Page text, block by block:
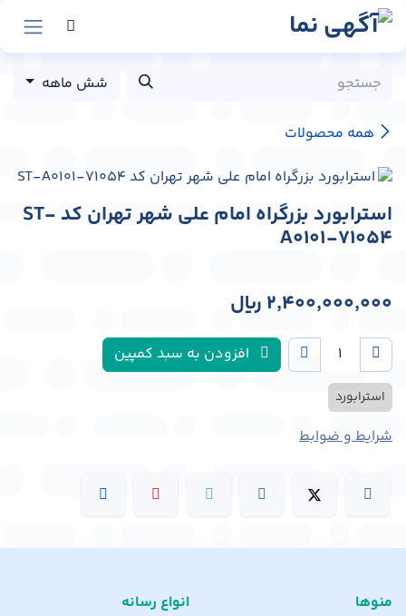
پرش به محتوا
همه محصولات
شش ماهه
استرابورد بزرگراه امام علی شهر تهران کد ST-
A0101-71054
2,400,000,000 ﷼
افزودن به سبد کمپین
استرابورد
شرایط و ضوابط
منوها انواع رسانه